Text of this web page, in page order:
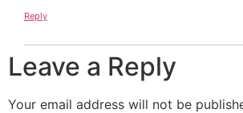
Reply
Leave a Reply
Your email address will not be